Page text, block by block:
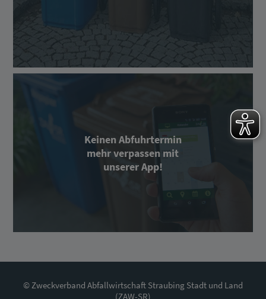
Keinen Abfuhrtermin
mehr verpassen mit
unserer App!
© Zweckverband Abfallwirtschaft Straubing Stadt und Land
(ZAW-SR)